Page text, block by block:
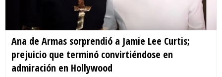
Ana de Armas sorprendió a Jamie Lee Curtis;
prejuicio que terminó convirtiéndose en
admiración en Hollywood